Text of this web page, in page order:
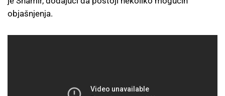
objašnjenja.